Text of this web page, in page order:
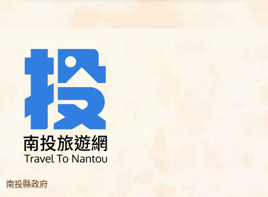
南投縣政府